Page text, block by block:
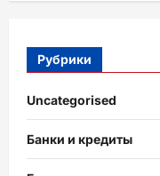
Рубрики
Uncategorised
Банки и кредиты